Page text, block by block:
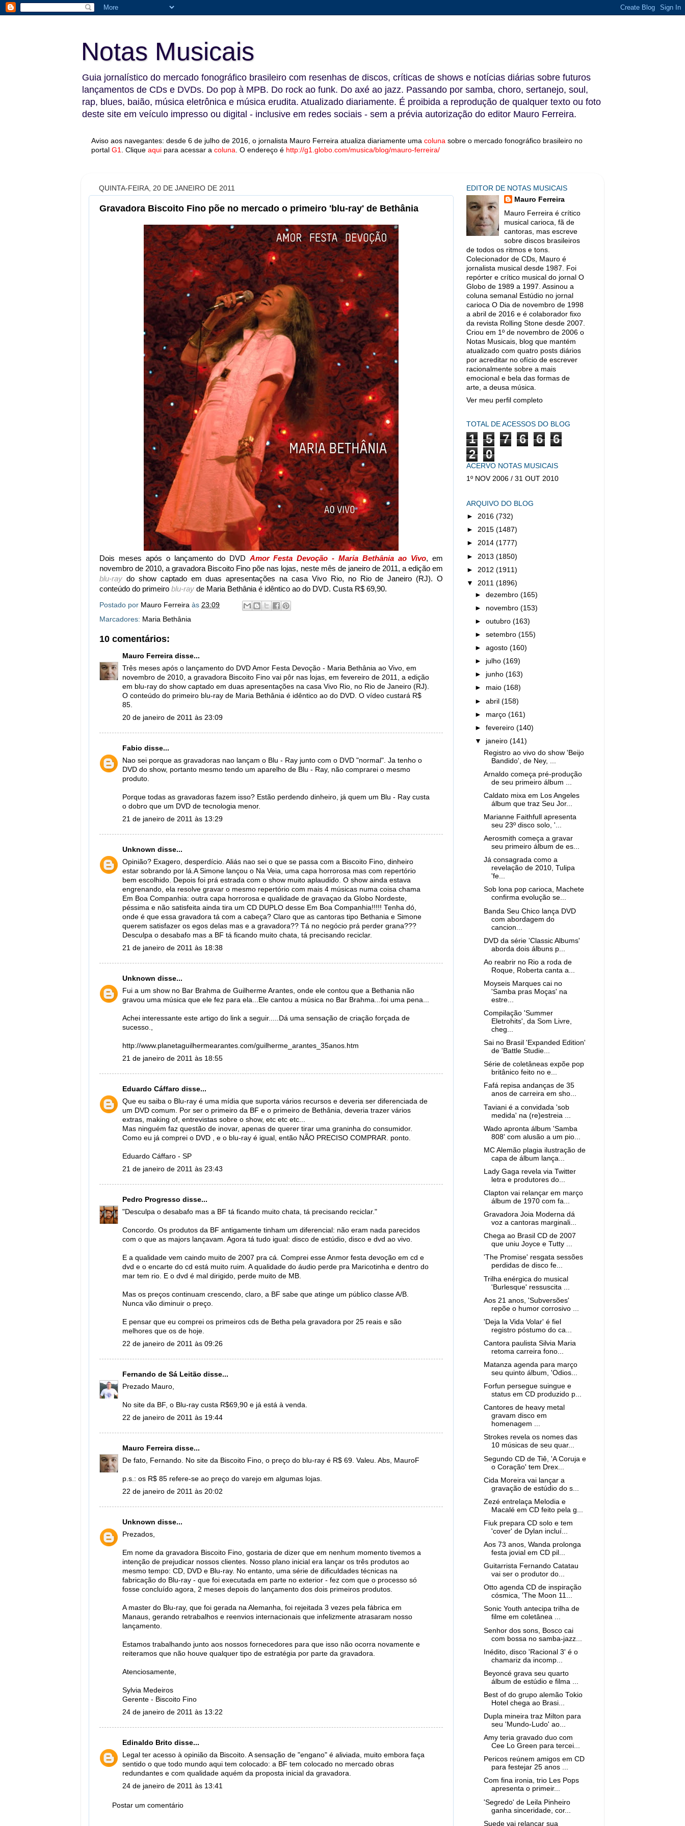
Notas Musicais
Guia jornalístico do mercado fonográfico brasileiro com resenhas de discos, críticas de shows e notícias diárias sobre futuros
lançamentos de CDs e DVDs. Do pop à MPB. Do rock ao funk. Do axé ao jazz. Passando por samba, choro, sertanejo, soul,
rap, blues, baião, música eletrônica e música erudita. Atualizado diariamente. É proibida a reprodução de qualquer texto ou foto
deste site em veículo impresso ou digital - inclusive em redes sociais - sem a prévia autorização do editor Mauro Ferreira.
Aviso aos navegantes: desde 6 de julho de 2016, o jornalista Mauro Ferreira atualiza diariamente uma coluna sobre o mercado fonográfico brasileiro no
portal G1 Clique aqui para acessar a coluna O endereço é http://g1.globo.com/musica/blog/mauro-ferreira/
QUINTA-FEIRA, 20 DE JANEIRO DE 2011
Gravadora Biscoito Fino põe no mercado o primeiro 'blu-ray' de Bethânia
Dois meses após o lançamento do DVD Amor Festa Devoção - Maria Bethânia ao Vivo, em
novembro de 2010, a gravadora Biscoito Fino põe nas lojas, neste mês de janeiro de 2011, a edição em
blu-ray do show captado em duas apresentações na casa Vivo Rio, no Rio de Janeiro (RJ). O
conteúdo do primeiro blu-ray de Maria Bethânia é idêntico ao do DVD. Custa R$ 69,90.
Postado por Mauro Ferreira às 23:09
Marcadores: Maria Bethânia
10 comentários:
Mauro Ferreira disse...
Três meses após o lançamento do DVD Amor Festa Devoção - Maria Bethânia ao Vivo, em
novembro de 2010, a gravadora Biscoito Fino vai pôr nas lojas, em fevereiro de 2011, a edição
em blu-ray do show captado em duas apresentações na casa Vivo Rio, no Rio de Janeiro (RJ).
O conteúdo do primeiro blu-ray de Maria Bethânia é idêntico ao do DVD. O vídeo custará R$
85.
20 de janeiro de 2011 às 23:09
Fabio disse...
Nao sei porque as gravadoras nao lançam o Blu - Ray junto com o DVD "normal". Ja tenho o
DVD do show, portanto mesmo tendo um aparelho de Blu - Ray, não comprarei o mesmo
produto.
Porque todas as gravadoras fazem isso? Estão perdendo dinheiro, já quem um Blu - Ray custa
o dobro que um DVD de tecnologia menor.
21 de janeiro de 2011 às 13:29
Unknown disse...
Opinião? Exagero, desperdício. Aliás nao sei o que se passa com a Biscoito Fino, dinheiro
estar sobrando por lá.A Simone lançou o Na Veia, uma capa horrorosa mas com repertório
bem escolhido. Depois foi prá estrada com o show muito aplaudido. O show ainda estava
engrenando, ela resolve gravar o mesmo repertório com mais 4 músicas numa coisa chama
Em Boa Companhia: outra capa horrorosa e qualidade de gravaçao da Globo Nordeste,
péssima e não satisfeita ainda tira um CD DUPLO desse Em Boa Companhia!!!!! Tenha dó,
onde é que essa gravadora tá com a cabeça? Claro que as cantoras tipo Bethania e Simone
querem satisfazer os egos delas mas e a gravadora?? Tá no negócio prá perder grana???
Desculpa o desabafo mas a BF tá ficando muito chata, tá precisando reciclar.
21 de janeiro de 2011 às 18:38
Unknown disse...
Fui a um show no Bar Brahma de Guilherme Arantes, onde ele contou que a Bethania não
gravou uma música que ele fez para ela...Ele cantou a música no Bar Brahma...foi uma pena...
Achei interessante este artigo do link a seguir.....Dá uma sensação de criação forçada de
sucesso.,
http://www.planetaguilhermearantes.com/guilherme_arantes_35anos.htm
21 de janeiro de 2011 às 18:55
Eduardo Cáffaro disse...
Que eu saiba o Blu-ray é uma mídia que suporta vários recursos e deveria ser diferenciada de
um DVD comum. Por ser o primeiro da BF e o primeiro de Bethânia, deveria trazer vários
extras, making of, entrevistas sobre o show, etc etc etc...
Mas ninguém faz questão de inovar, apenas de querer tirar uma graninha do consumidor.
Como eu já comprei o DVD , e o blu-ray é igual, então NÃO PRECISO COMPRAR. ponto.
Eduardo Cáffaro - SP
21 de janeiro de 2011 às 23:43
Pedro Progresso disse...
"Desculpa o desabafo mas a BF tá ficando muito chata, tá precisando reciclar."
Concordo. Os produtos da BF antigamente tinham um diferencial: não eram nada parecidos
com o que as majors lançavam. Agora tá tudo igual: disco de estúdio, disco e dvd ao vivo.
E a qualidade vem caindo muito de 2007 pra cá. Comprei esse Anmor festa devoção em cd e
dvd e o encarte do cd está muito ruim. A qualidade do áudio perde pra Maricotinha e dentro do
mar tem rio. E o dvd é mal dirigido, perde muito de MB.
Mas os preços continuam crescendo, claro, a BF sabe que atinge um público classe A/B.
Nunca vão diminuir o preço.
E pensar que eu comprei os primeiros cds de Betha pela gravadora por 25 reais e são
melhores que os de hoje.
22 de janeiro de 2011 às 09:26
Fernando de Sá Leitão disse...
Prezado Mauro,
No site da BF, o Blu-ray custa R$69,90 e já está à venda.
22 de janeiro de 2011 às 19:44
Mauro Ferreira disse...
De fato, Fernando. No site da Biscoito Fino, o preço do blu-ray é R$ 69. Valeu. Abs, MauroF
p.s.: os R$ 85 refere-se ao preço do varejo em algumas lojas.
22 de janeiro de 2011 às 20:02
Unknown disse...
Prezados,
Em nome da gravadora Biscoito Fino, gostaria de dizer que em nenhum momento tivemos a
intenção de prejudicar nossos clientes. Nosso plano inicial era lançar os três produtos ao
mesmo tempo: CD, DVD e Blu-ray. No entanto, uma série de dificuldades técnicas na
fabricação do Blu-ray - que foi executada em parte no exterior - fez com que o processo só
fosse concluído agora, 2 meses depois do lançamento dos dois primeiros produtos.
A master do Blu-ray, que foi gerada na Alemanha, foi rejeitada 3 vezes pela fábrica em
Manaus, gerando retrabalhos e reenvios internacionais que infelizmente atrasaram nosso
lançamento.
Estamos trabalhando junto aos nossos fornecedores para que isso não ocorra novamente e
reiteramos que não houve qualquer tipo de estratégia por parte da gravadora.
Atenciosamente,
Sylvia Medeiros
Gerente - Biscoito Fino
24 de janeiro de 2011 às 13:22
Edinaldo Brito disse...
Legal ter acesso à opinião da Biscoito. A sensação de "engano" é aliviada, muito embora faça
sentido o que todo mundo aqui tem colocado: a BF tem colocado no mercado obras
redundantes e com qualidade aquém da proposta inicial da gravadora.
24 de janeiro de 2011 às 13:41
Postar um comentário
EDITOR DE NOTAS MUSICAIS
Mauro Ferreira
Mauro Ferreira é crítico
musical carioca, fã de
cantoras, mas escreve
sobre discos brasileiros
de todos os ritmos e tons.
Colecionador de CDs, Mauro é
jornalista musical desde 1987. Foi
repórter e crítico musical do jornal O
Globo de 1989 a 1997. Assinou a
coluna semanal Estúdio no jornal
carioca O Dia de novembro de 1998
a abril de 2016 e é colaborador fixo
da revista Rolling Stone desde 2007.
Criou em 1º de novembro de 2006 o
Notas Musicais, blog que mantém
atualizado com quatro posts diários
por acreditar no ofício de escrever
racionalmente sobre a mais
emocional e bela das formas de
arte, a deusa música.
Ver meu perfil completo
TOTAL DE ACESSOS DO BLOG
1 5 7 6 6
6
2
0
ACERVO NOTAS MUSICAIS
1º NOV 2006 / 31 OUT 2010
ARQUIVO DO BLOG
► 2016 (732)
► 2015 (1487)
► 2014 (1777)
► 2013 (1850)
► 2012 (1911)
▼ 2011 (1896)
►dezembro(165)
► novembro(153)
►outubro(163)
►setembro(155)
►agosto(160)
► julho(169)
► junho(163)
► maio(168)
►abril(158)
► março(161)
►fevereiro(140)
▼ janeiro(141)
Registro ao vivo do show 'Beijo
Bandido', de Ney, ...
Arnaldo começa pré-produção
de seu primeiro álbum ...
Caldato mixa em Los Angeles
álbum que traz Seu Jor...
Marianne Faithfull apresenta
seu 23º disco solo, '...
Aerosmith começa a gravar
seu primeiro álbum de es...
Já consagrada como a
revelação de 2010, Tulipa
'fe...
Sob lona pop carioca, Machete
confirma evolução se...
Banda Seu Chico lança DVD
com abordagem do
cancion...
DVD da série 'Classic Albums'
aborda dois álbuns p...
Ao reabrir no Rio a roda de
Roque, Roberta canta a...
Moyseis Marques cai no
'Samba pras Moças' na
estre...
Compilação 'Summer
Eletrohits', da Som Livre,
cheg...
Sai no Brasil 'Expanded Edition'
de 'Battle Studie...
Série de coletâneas expõe pop
britânico feito no e...
Fafá repisa andanças de 35
anos de carreira em sho...
Taviani é a convidada 'sob
medida' na (re)estreia ...
Wado apronta álbum 'Samba
808' com alusão a um pio...
MC Alemão plagia ilustração de
capa de álbum lança...
Lady Gaga revela via Twitter
letra e produtores do...
Clapton vai relançar em março
álbum de 1970 com fa...
Gravadora Joia Moderna dá
voz a cantoras marginali...
Chega ao Brasil CD de 2007
que uniu Joyce e Tutty ...
'The Promise' resgata sessões
perdidas de disco fe...
Trilha enérgica do musical
'Burlesque' ressuscita ...
Aos 21 anos, 'Subversões'
repõe o humor corrosivo ...
'Deja la Vida Volar' é fiel
registro póstumo do ca...
Cantora paulista Silvia Maria
retoma carreira fono...
Matanza agenda para março
seu quinto álbum, 'Odios...
Forfun persegue suingue e
status em CD produzido p...
Cantores de heavy metal
gravam disco em
homenagem ...
Strokes revela os nomes das
10 músicas de seu quar...
Segundo CD de Tiê, 'A Coruja e
o Coração' tem Drex...
Cida Moreira vai lançar a
gravação de estúdio do s...
Zezé entrelaça Melodia e
Macalé em CD feito pela g...
Fiuk prepara CD solo e tem
'cover' de Dylan incluí...
Aos 73 anos, Wanda prolonga
festa jovial em CD pil...
Guitarrista Fernando Catatau
vai ser o produtor do...
Otto agenda CD de inspiração
cósmica, 'The Moon 11...
Sonic Youth antecipa trilha de
filme em coletânea ...
Senhor dos sons, Bosco cai
com bossa no samba-jazz...
Inédito, disco 'Racional 3' é o
chamariz da incomp...
Beyoncé grava seu quarto
álbum de estúdio e filma ...
Best of do grupo alemão Tokio
Hotel chega ao Brasi...
Dupla mineira traz Milton para
seu 'Mundo-Ludo' ao...
Amy teria gravado duo com
Cee Lo Green para tercei...
Pericos reúnem amigos em CD
para festejar 25 anos ...
Com fina ironia, trio Les Pops
apresenta o primeir...
'Segredo' de Leila Pinheiro
ganha sinceridade, cor...
Suede vai relançar sua